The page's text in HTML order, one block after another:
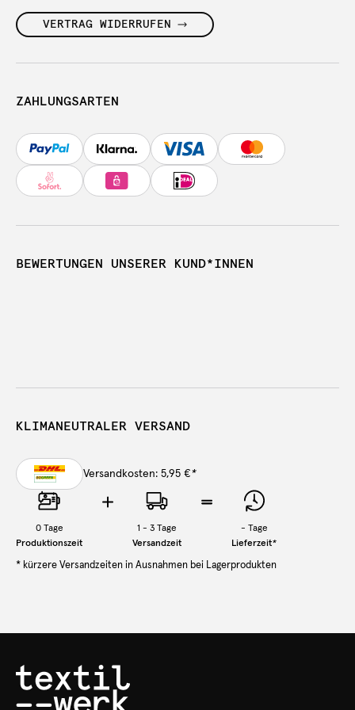
VERTRAG WIDERRUFEN
ZAHLUNGSARTEN
BEWERTUNGEN UNSERER KUND*INNEN
KLIMANEUTRALER VERSAND
Versandkosten: 5,95 €*
0Tage
Produktionszeit
1 - 3 Tage
Versandzeit
- Tage
Lieferzeit*
* kürzere Versandzeiten in Ausnahmen bei Lagerprodukten